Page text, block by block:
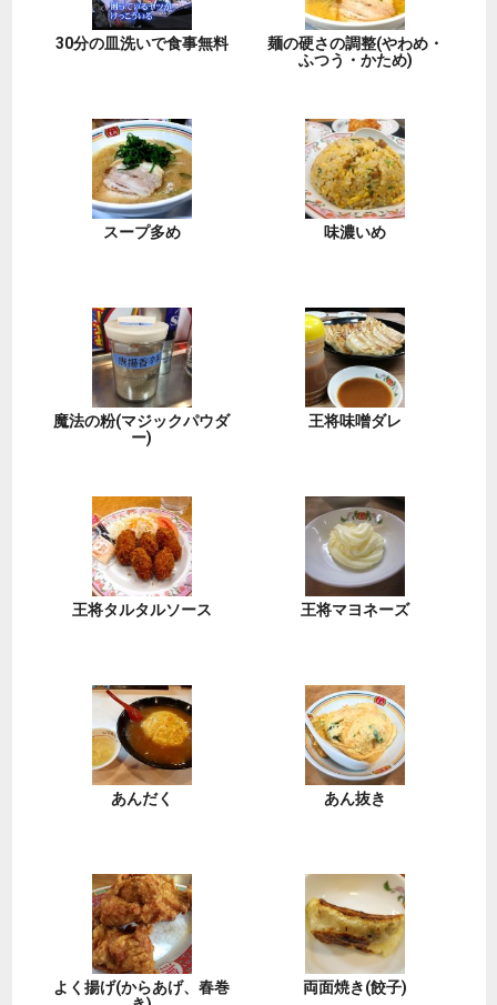
30分の皿洗いで食事無料
麺の硬さの調整(やわめ・
ふつう・かため)
スープ多め 味濃いめ
魔法の粉(マジックパウダ
ー)
王将味噌ダレ
王将タルタルソース 王将マヨネーズ
あんだく あん抜き
よく揚げ(からあげ、春巻
両面焼き(餃子)